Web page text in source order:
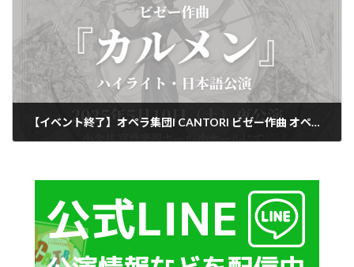
【イベント終了】オペラ集団I CANTORI ビゼー作曲 オペラ『カルメン』ハイライト（日本語上演）